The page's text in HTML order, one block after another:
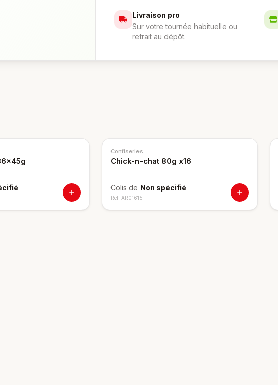
Livraison pro
Sur votre tournée habituelle ou
retrait au dépôt.
Confiseries
Chick-n-chat 80g x16
Colis de Non spécifié
Ref. AR01615